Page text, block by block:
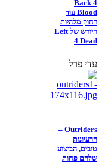
Back 4
Blood עוד
רחוק מלהיות
היורש של Left
4 Dead
עדי פרל
Outriders –
הרעיונות
טובים, הביצוע
שלהם פחות